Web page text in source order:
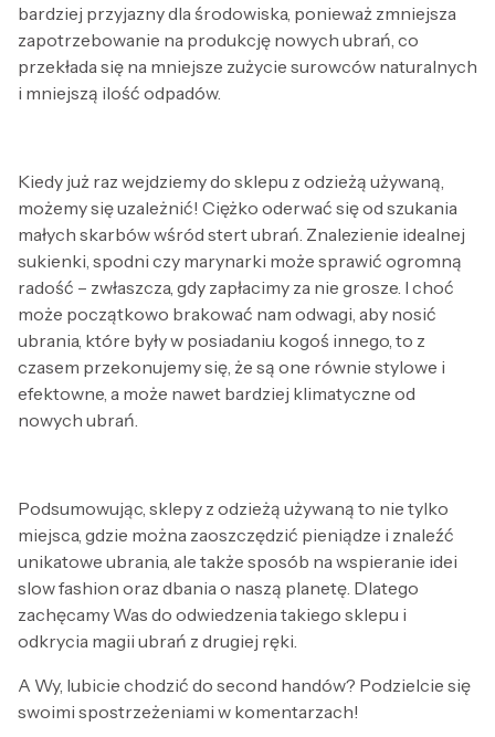
bardziej przyjazny dla środowiska, ponieważ zmniejsza
zapotrzebowanie na produkcję nowych ubrań, co
przekłada się na mniejsze zużycie surowców naturalnych
i mniejszą ilość odpadów.
Kiedy już raz wejdziemy do sklepu z odzieżą używaną,
możemy się uzależnić! Ciężko oderwać się od szukania
małych skarbów wśród stert ubrań. Znalezienie idealnej
sukienki, spodni czy marynarki może sprawić ogromną
radość – zwłaszcza, gdy zapłacimy za nie grosze. I choć
może początkowo brakować nam odwagi, aby nosić
ubrania, które były w posiadaniu kogoś innego, to z
czasem przekonujemy się, że są one równie stylowe i
efektowne, a może nawet bardziej klimatyczne od
nowych ubrań.
Podsumowując, sklepy z odzieżą używaną to nie tylko
miejsca, gdzie można zaoszczędzić pieniądze i znaleźć
unikatowe ubrania, ale także sposób na wspieranie idei
slow fashion oraz dbania o naszą planetę. Dlatego
zachęcamy Was do odwiedzenia takiego sklepu i
odkrycia magii ubrań z drugiej ręki.
A Wy, lubicie chodzić do second handów? Podzielcie się
swoimi spostrzeżeniami w komentarzach!